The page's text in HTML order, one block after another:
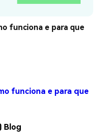
funciona e para que
funciona e para que
Blog